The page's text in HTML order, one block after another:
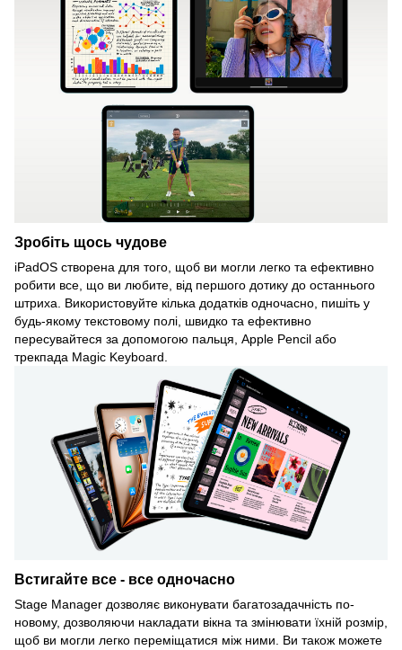
Зробіть щось чудове
iPadOS створена для того, щоб ви могли легко та ефективно
робити все, що ви любите, від першого дотику до останнього
штриха. Використовуйте кілька додатків одночасно, пишіть у
будь-якому текстовому полі, швидко та ефективно
пересувайтеся за допомогою пальця, Apple Pencil або
трекпада Magic Keyboard.
Встигайте все - все одночасно
Stage Manager дозволяє виконувати багатозадачність по-
новому, дозволяючи накладати вікна та змінювати їхній розмір,
щоб ви могли легко переміщатися між ними. Ви також можете